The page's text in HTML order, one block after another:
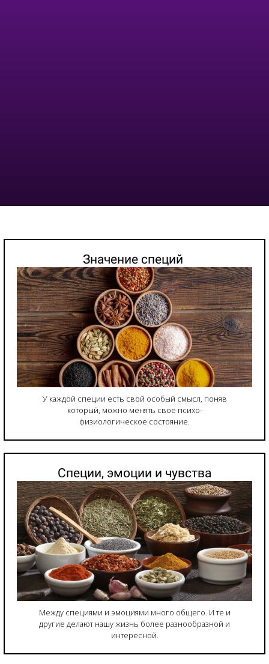
Значение специй
У каждой специи есть свой особый смысл, поняв
который, можно менять свое психо-
физиологическое состояние.
Специи, эмоции и чувства
Между специями и эмоциями много общего. И те и
другие делают нашу жизнь более разнообразной и
интересной.